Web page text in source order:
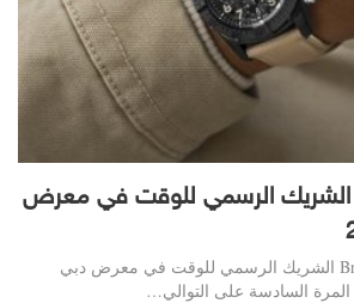
بريتلينغ Breitling الشريك الرسمي للوقت في معرض
تم اعتماد بريتلينغ Breitling الشريك الرسمي للوقت في معرض دبي